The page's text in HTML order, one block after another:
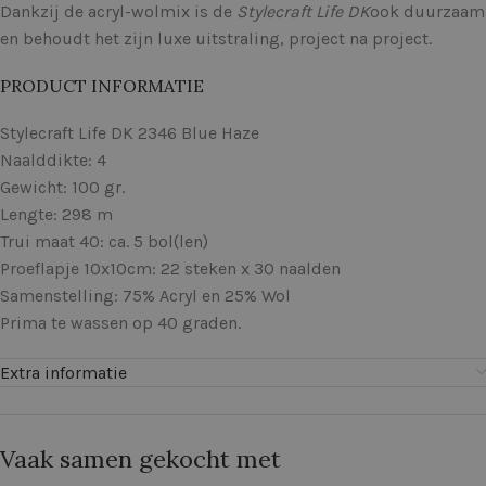
Dankzij de acryl-wolmix is de Stylecraft Life DKook duurzaam
en behoudt het zijn luxe uitstraling, project na project.
PRODUCT INFORMATIE
Stylecraft Life DK 2346 Blue Haze
Naalddikte: 4
Gewicht: 100 gr.
Lengte: 298 m
Trui maat 40: ca. 5 bol(len)
Proeflapje 10x10cm: 22 steken x 30 naalden
Samenstelling: 75% Acryl en 25% Wol
Prima te wassen op 40 graden.
Extra informatie
Vaak samen gekocht met